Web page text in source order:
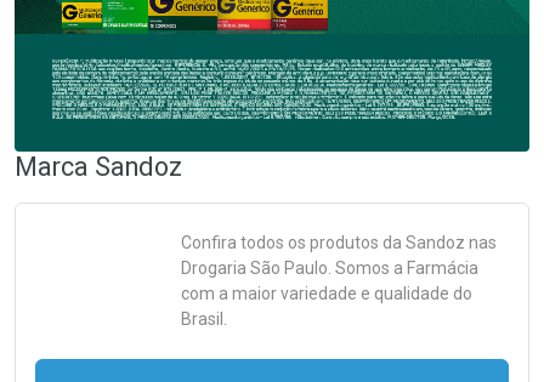
Marca Sandoz
Confira todos os produtos da Sandoz nas
Drogaria São Paulo. Somos a Farmácia
com a maior variedade e qualidade do
Brasil.